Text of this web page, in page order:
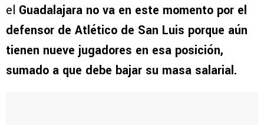
el Guadalajara no va en este momento por el
defensor de Atlético de San Luis porque aún
tienen nueve jugadores en esa posición,
sumado a que debe bajar su masa salarial.